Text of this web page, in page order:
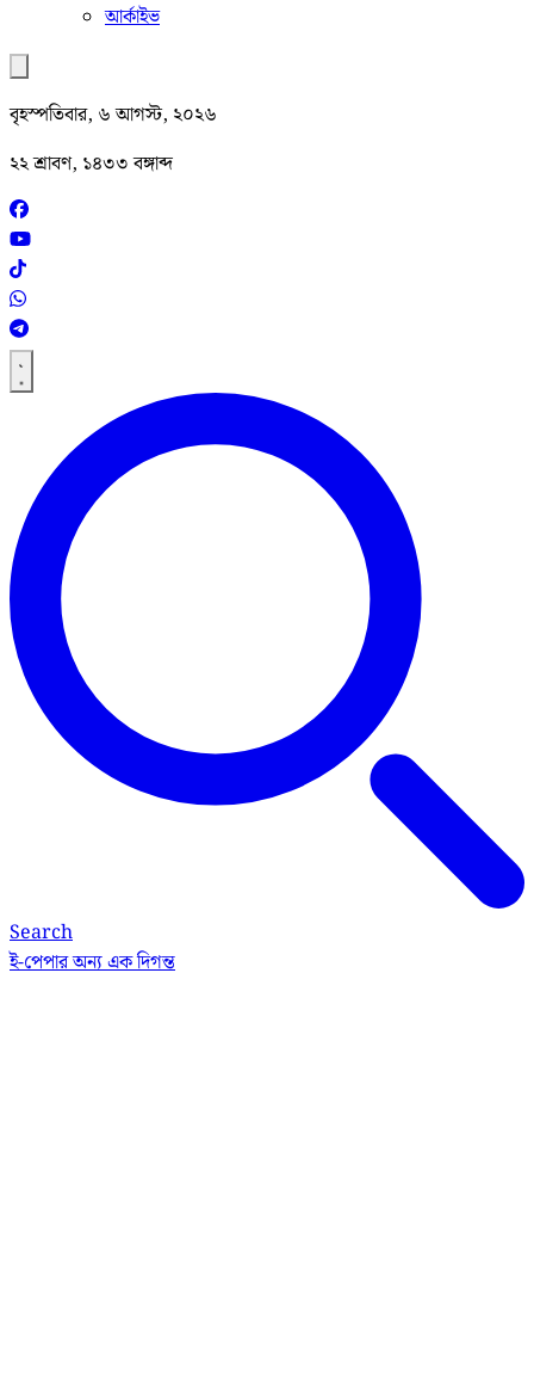
আর্কাইভ
বৃহস্পতিবার, ৬ আগস্ট, ২০২৬
২২ শ্রাবণ, ১৪৩৩ বঙ্গাব্দ
Search
ই-পেপারঅন্য এক দিগন্ত